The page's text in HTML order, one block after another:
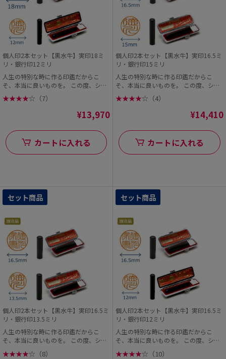
個人印2本セット【黒水牛】実印18ミ
リ・銀行印12ミリ
人生の特別な時に作る印鑑だからこ
そ、本当に良いものを。 この度、シヤ
チハタオフィシャル...
★★★★☆ （7）
¥13,970
カートに入れる
個人印2本セット【黒水牛】実印16.5ミ
リ・銀行印15ミリ
人生の特別な時に作る印鑑だからこ
そ、本当に良いものを。 この度、シヤ
チハタオフィシャル...
★★★★☆ （4）
¥14,410
カートに入れる
セット商品
個人印2本セット【黒水牛】実印16.5ミ
リ・銀行印13.5ミリ
人生の特別な時に作る印鑑だからこ
そ、本当に良いものを。 この度、シヤ
チハタオフィシャル...
★★★★☆ （8）
セット商品
個人印2本セット【黒水牛】実印16.5ミ
リ・銀行印12ミリ
人生の特別な時に作る印鑑だからこ
そ、本当に良いものを。 この度、シヤ
チハタオフィシャル...
★★★★☆ （10）